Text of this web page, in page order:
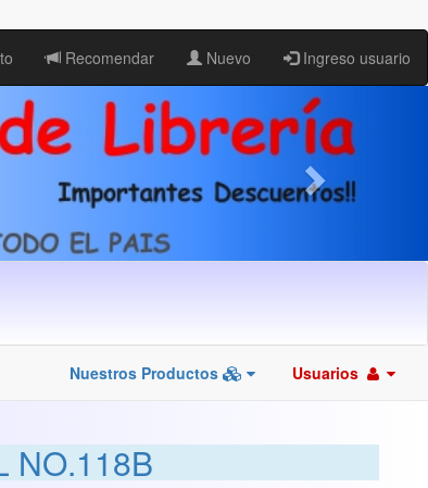
Recomendar Nuevo Ingreso usuario
Nuestros Productos Usuarios
NO.118B